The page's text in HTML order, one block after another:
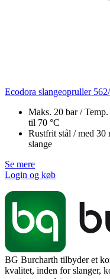
Ecodora slangeopruller
Maks. 20 bar /
til 70 °C
Rustfrit stål / med 30
slange
Se mere
Login og køb
BG Burcharth tilbyder et
kvalitet, inden for slanger,